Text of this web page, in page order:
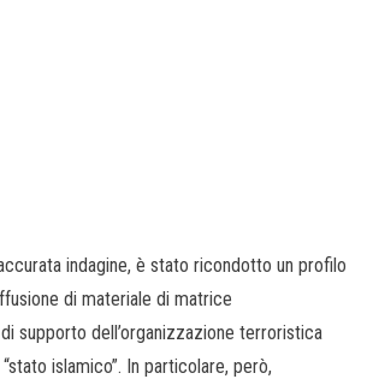
indagine, è stato ricondotto un profilo
di materiale di matrice
supporto dell’organizzazione terroristica
islamico”. In particolare, però,